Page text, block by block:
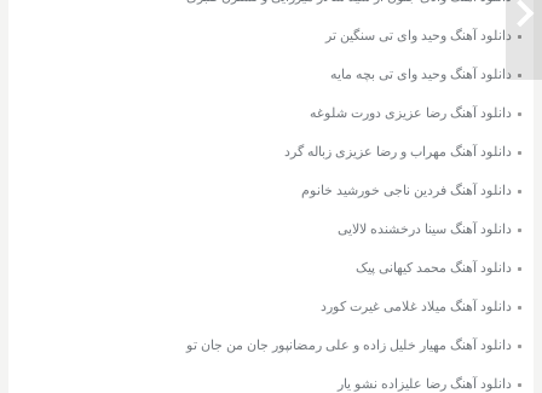
دانلود آهنگ وحید وای تی سنگین تر
دانلود آهنگ وحید وای تی بچه مایه
دانلود آهنگ رضا عزیزی دورت شلوغه
دانلود آهنگ مهراب و رضا عزیزی زباله گرد
دانلود آهنگ فردین ناجی خورشید خانوم
دانلود آهنگ سینا درخشنده لالایی
دانلود آهنگ محمد کیهانی پیک
دانلود آهنگ میلاد غلامی غیرت کورد
دانلود آهنگ مهیار خلیل زاده و علی رمضانپور جان من جان تو
دانلود آهنگ رضا علیزاده نشو یار